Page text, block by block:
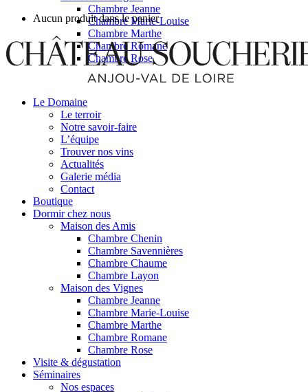
Chambre Jeanne
Chambre Marie-Louise
Chambre Marthe
Chambre Romane
Chambre Rose
Aucun produit dans le panier
Le Domaine
Le terroir
Notre savoir-faire
L’équipe
Trouver nos vins
Actualités
Galerie média
Contact
Boutique
Dormir chez nous
Maison des Amis
Chambre Chenin
Chambre Savennières
Chambre Chaume
Chambre Layon
Maison des Vignes
Chambre Jeanne
Chambre Marie-Louise
Chambre Marthe
Chambre Romane
Chambre Rose
Visite & dégustation
Séminaires
Nos espaces